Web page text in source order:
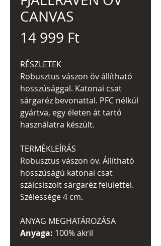
CANVAS
14 999 FtÁr
RÉSZLETEK
Robusztus vászon öv állítható
hosszúsággal. Katonai csat
sárgaréz bevonattal. PFC nélkül
gyártva, egy életen át tartó
használatra készült.
TERMÉKLEÍRÁS
Robusztus vászon öv. Állítható
hosszúságú katonai csat
szálcsiszolt sárgaréz felülettel.
Szélessége 4 cm.
ANYAG MEGHATÁROZÁSA
Anyaga: 100% akril